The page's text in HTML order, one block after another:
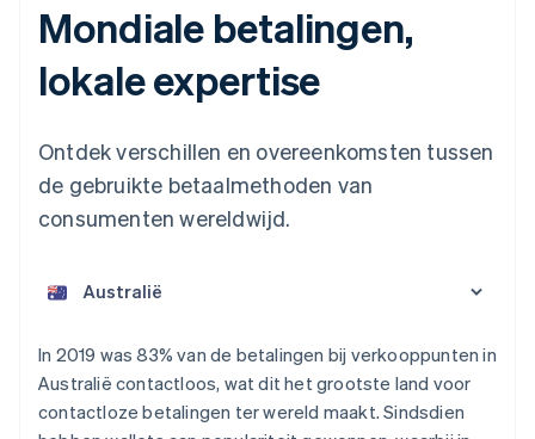
Mondiale betalingen,
lokale expertise
Ontdek verschillen en overeenkomsten tussen
de gebruikte betaalmethoden van
consumenten wereldwijd.
In 2019 was 83% van de betalingen bij verkooppunten in
Australië contactloos, wat dit het grootste land voor
contactloze betalingen ter wereld maakt. Sindsdien
Australië
België
Nederlands Français DeutschEnglish
Brazilië
PortuguêsEnglish